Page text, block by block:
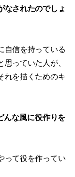
なされたのでしょ
自信を持っている
っていた人が、
れを描くためのキ
んな風に役作りを
って役を作ってい